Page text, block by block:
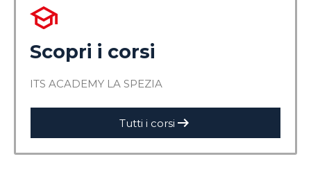
Scopri i corsi
ITS ACADEMY LA SPEZIA
Tutti i corsi arrow_right_alt